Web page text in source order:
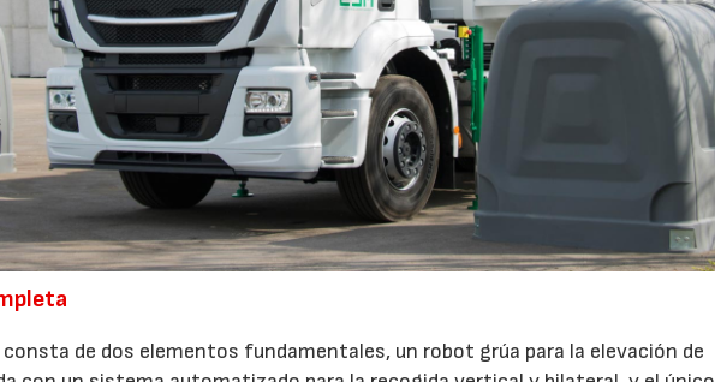
de dos elementos fundamentales, un robot grúa para la elevación de